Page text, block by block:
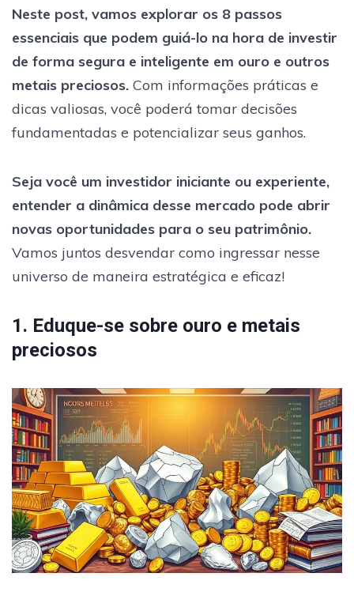
Neste post, vamos explorar os 8 passos
essenciais que podem guiá-lo na hora de investir
de forma segura e inteligente em ouro e outros
metais preciosos. Com informações práticas e
dicas valiosas, você poderá tomar decisões
fundamentadas e potencializar seus ganhos.
Seja você um investidor iniciante ou experiente,
entender a dinâmica desse mercado pode abrir
novas oportunidades para o seu patrimônio.
Vamos juntos desvendar como ingressar nesse
universo de maneira estratégica e eficaz!
1. Eduque-se sobre ouro e metais
preciosos